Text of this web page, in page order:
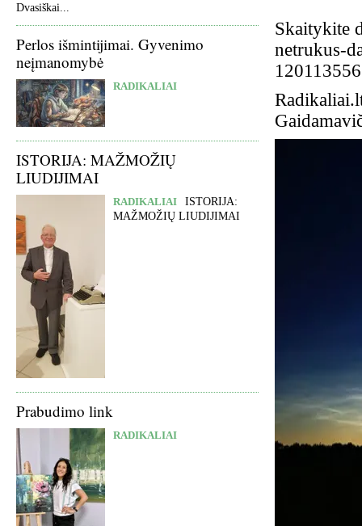
Dvasiškai...
Perlos išmintijimai. Gyvenimo
neįmanomybė
RADIKALIAI
ISTORIJA: MAŽMOŽIŲ
LIUDIJIMAI
RADIKALIAI
ISTORIJA:
MAŽMOŽIŲ LIUDIJIMAI
Prabudimo link
RADIKALIAI
Skaitykite
netrukus-
120113556